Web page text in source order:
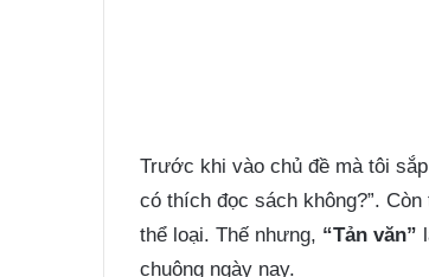
Trước khi vào chủ đề mà tôi
có thích đọc sách không?”.
thể loại. Thế nhưng, “Tản văn”
chuộng ngày nay.